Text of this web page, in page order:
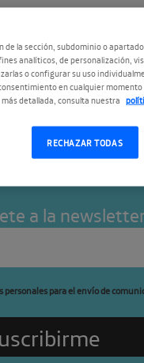
de la NSA,
por las redes
el primer mix
a la
para el envío de
la sección, subdominio o
analíticos, de personalización,
o configurar su uso
en cualquier momento
detallada, consulta nuestra
RECHAZAR TODAS